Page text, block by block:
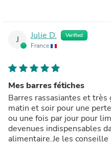
J Julie D. Verified
France
Mes barres fétiches
Barres rassasiantes et
matin et soir pour une
ou une fois par jour pour
devenues indispensables
alimentaire.Je les conseille